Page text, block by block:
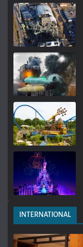
INTERNATIONAL